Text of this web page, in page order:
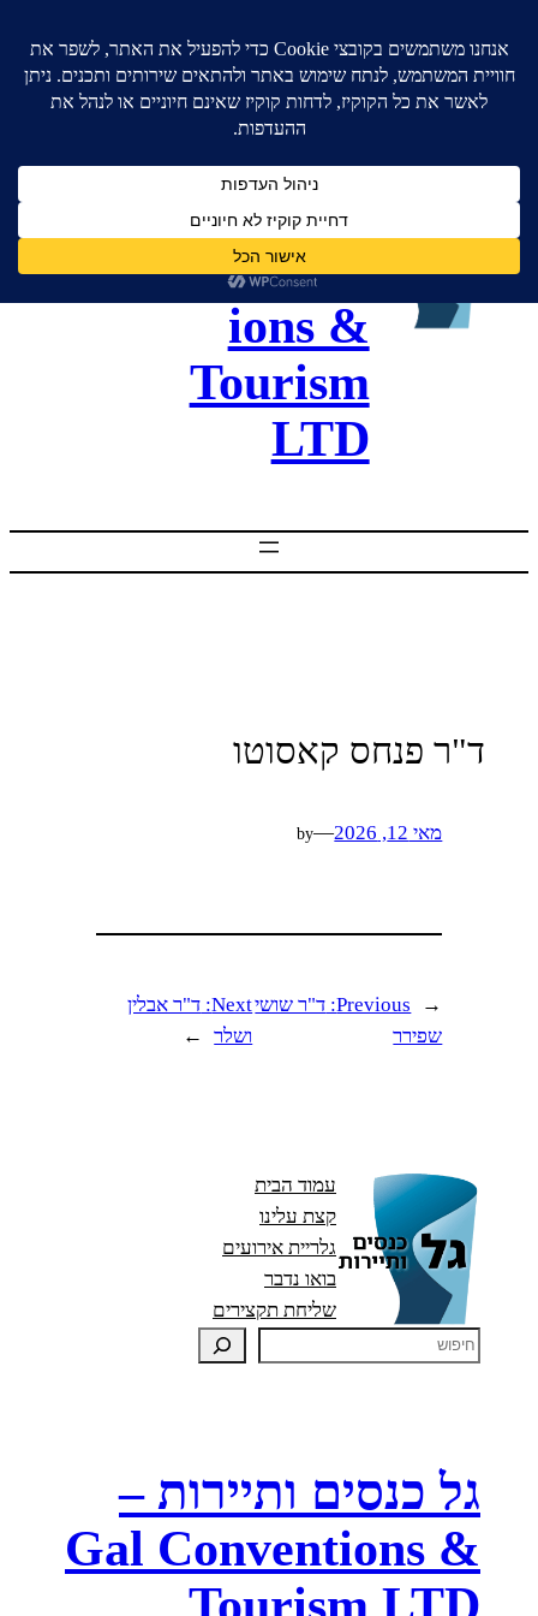
גל כנסים
ותיירות –
Gal
Convent
ions &
Tourism
LTD
ד"ר פנחס קאסוטו
מאי 12, 2026 —
by
←
Previous: ד"ר שושי
שפירר
Next: ד"ר אבלין
ושלר
→
עמוד הבית
קצת עלינו
גלריית אירועים
בואו נדבר
שליחת תקצירים
גל כנסים ותיירות –
Gal Conventions &
Tourism LTD